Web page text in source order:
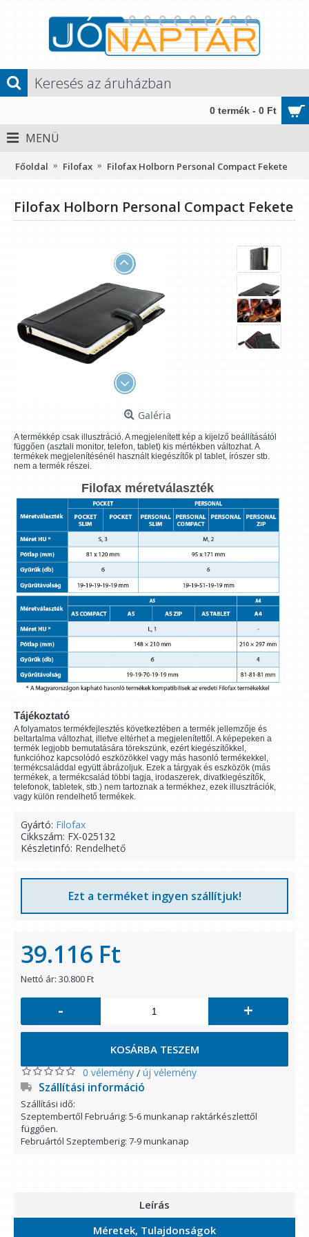
0 termék - 0 Ft
MENÜ
Főoldal Filofax Filofax Holborn Personal Compact Fekete
Filofax Holborn Personal Compact Fekete
Galéria
A termékkép csak illusztráció. A megjelenített kép a kijelző beállításától
függően (asztali monitor, telefon, tablet) kis mértékben változhat. A
termékek megjelenítésénél használt kiegészítők pl tablet, írószer stb.
nem a termék részei.
Filofax méretválaszték
Tájékoztató
A folyamatos termékfejlesztés következtében a termék jellemzője és
beltartalma változhat, illetve eltérhet a megjelenítettől. A képepeken a
termék legjobb bemutatására törekszünk, ezért kiegészítőkkel,
funkcióhoz kapcsolódó eszközökkel vagy más hasonló termékekkel,
termékcsaláddal együtt ábrázoljuk. Ezek a tárgyak és eszközök (más
termékek, a termékcsalád többi tagja, irodaszerek, divatkiegészítők,
telefonok, tabletek, stb.) nem tartoznak a termékhez, ezek illusztrációk,
vagy külön rendelhető termékek.
Gyártó: Filofax
Cikkszám: FX-025132
Készletinfó: Rendelhető
Ezt a terméket ingyen szállítjuk!
39.116 Ft
Nettó ár: 30.800 Ft
- +
KOSÁRBA TESZEM
0 vélemény / új vélemény
Szállítási információ
Szállítási idő:
Szeptembertől Februárig: 5-6 munkanap raktárkészlettől
függően.
Februártól Szeptemberig: 7-9 munkanap
Leírás
Méretek, Tulajdonságok